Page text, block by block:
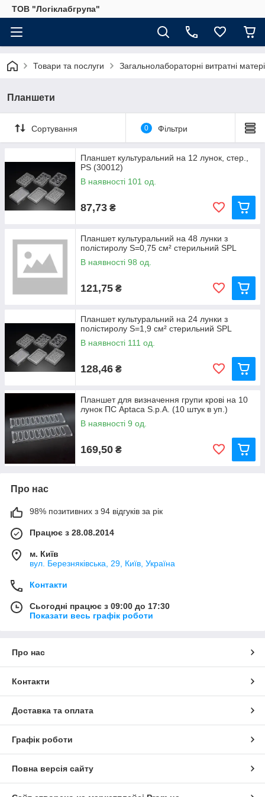
ТОВ "Логіклабгрупа"
Товари та послуги Загальнолабораторні витратні
Планшети
Сортування 0 Фільтри
Планшет культуральний на 12 лунок, стер.,
PS (30012)
В наявності 101 од.
87,73 ₴
Планшет культуральний на 48 лунки з
полістиролу S=0,75 см² стерильний SPL
В наявності 98 од.
121,75 ₴
Планшет культуральний на 24 лунки з
полістиролу S=1,9 см² стерильний SPL
В наявності 111 од.
128,46 ₴
Планшет для визначення групи крові на 10
лунок ПС Aptaca S.p.A. (10 штук в уп.)
В наявності 9 од.
169,50 ₴
Про нас
98% позитивних з 94 відгуків за рік
Працює з 28.08.2014
м. Київ
вул. Березняківська, 29, Київ, Україна
Контакти
Сьогодні працює з 09:00 до 17:30
Показати весь графік роботи
Про нас
Контакти
Доставка та оплата
Графік роботи
Повна версія сайту